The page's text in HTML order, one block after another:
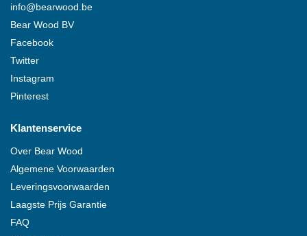
info@bearwood .be
Bear Wood BV
Facebook
Twitter
Instagram
Pinterest
Klantenservice
Over Bear Wood
Algemene Voorwaarden
Leveringsvoorwaarden
Laagste Prijs Garantie
FAQ